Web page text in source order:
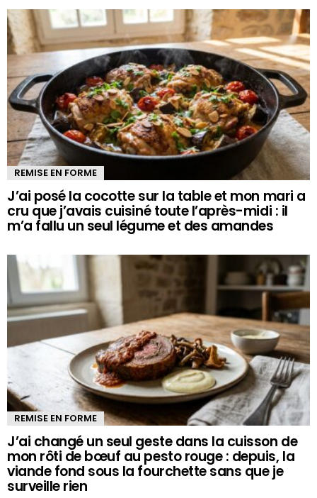
REMISE EN FORME
J’ai posé la cocotte sur la table et mon mari a
cru que j’avais cuisiné toute l’après-midi : il
m’a fallu un seul légume et des amandes
REMISE EN FORME
J’ai changé un seul geste dans la cuisson de
mon rôti de bœuf au pesto rouge : depuis, la
viande fond sous la fourchette sans que je
surveille rien